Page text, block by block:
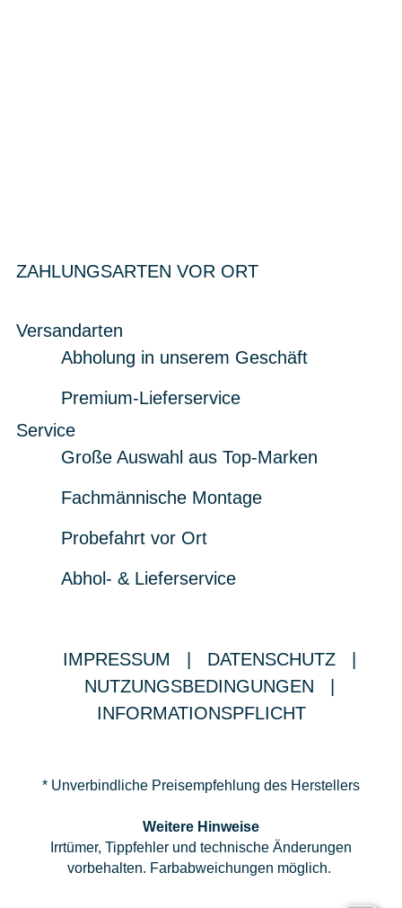
ZAHLUNGSARTEN VOR ORT
Versandarten
Abholung in unserem Geschäft
Premium-Lieferservice
Service
Große Auswahl aus Top-Marken
Fachmännische Montage
Probefahrt vor Ort
Abhol- & Lieferservice
IMPRESSUM DATENSCHUTZ
NUTZUNGSBEDINGUNGEN
INFORMATIONSPFLICHT
* Unverbindliche Preisempfehlung des Herstellers
Weitere Hinweise
Irrtümer, Tippfehler und technische Änderungen
vorbehalten. Farbabweichungen möglich.